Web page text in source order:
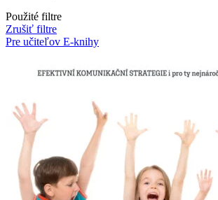
Použité filtre
Zrušiť filtre
Pre učiteľov E-knihy